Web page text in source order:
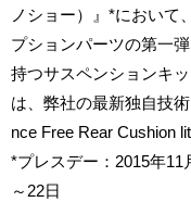
ノショー）』*において
プションパーツの第一
持つサスペンションキ
は、弊社の最新独自技
nce Free Rear Cushion
*プレスデー：2015年11
～22日